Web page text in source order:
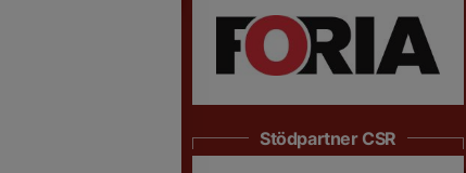
Stödpartner CSR